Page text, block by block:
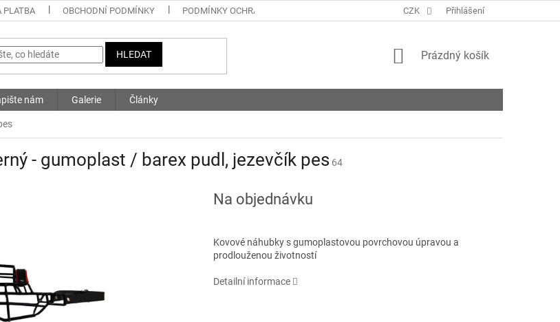
PLATBA OBCHODNÍ PODMÍNKY PODMÍNKY OCHRANY OSOBNÍCH ÚDAJŮ KONTAKTY NAPIŠTE NÁM
CZK Přihlášení
HLEDAT
NÁKUPNÍ
Prázdný košík
nám Galerie Články
- gumoplast / barex pudl, jezevčík pes 64
Na objednávku
Kovové náhubky s gumoplastovou povrchovou úpravou a
prodlouženou životností
Detailní informace